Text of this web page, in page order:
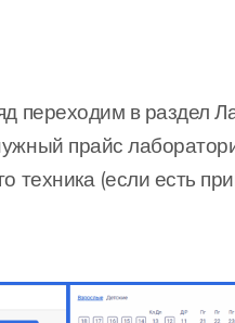
переходим в раздел
прайс
техника (если есть